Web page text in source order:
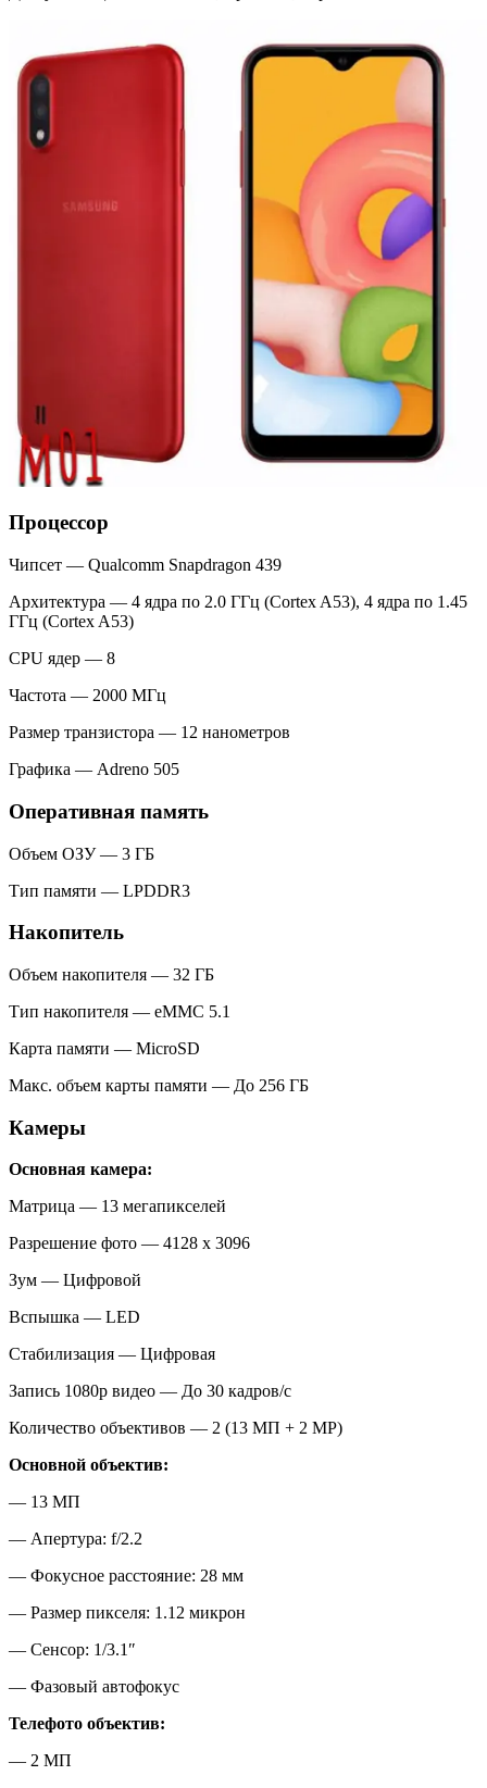
Процессор
Чипсет — Qualcomm Snapdragon 439
Архитектура — 4 ядра по 2.0 ГГц (Cortex A53), 4 ядра по 1.45
ГГц (Cortex A53)
CPU ядер — 8
Частота — 2000 МГц
Размер транзистора — 12 нанометров
Графика — Adreno 505
Оперативная память
Объем ОЗУ — 3 ГБ
Тип памяти — LPDDR3
Накопитель
Объем накопителя — 32 ГБ
Тип накопителя — eMMC 5.1
Карта памяти — MicroSD
Макс. объем карты памяти — До 256 ГБ
Камеры
Основная камера:
Матрица — 13 мегапикселей
Разрешение фото — 4128 x 3096
Зум — Цифровой
Вспышка — LED
Стабилизация — Цифровая
Запись 1080p видео — До 30 кадров/c
Количество объективов — 2 (13 МП + 2 MP)
Основной объектив:
— 13 МП
— Апертура: f/2.2
— Фокусное расстояние: 28 мм
— Размер пикселя: 1.12 микрон
— Сенсор: 1/3.1″
— Фазовый автофокус
Телефото объектив:
— 2 МП